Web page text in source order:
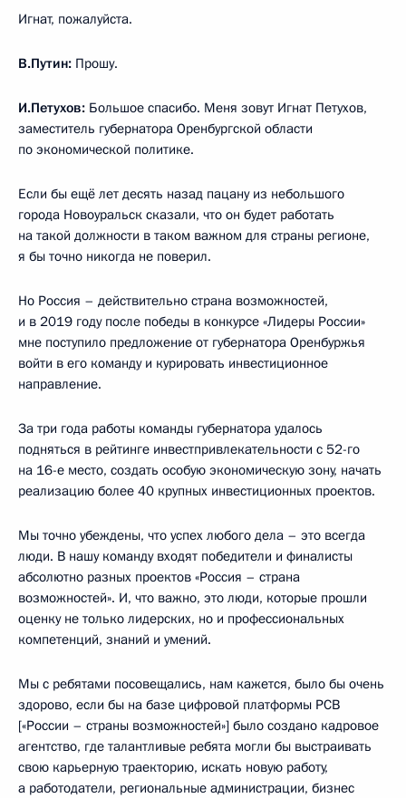
Игнат, пожалуйста.
В.Путин: Прошу.
И.Петухов: Большое спасибо. Меня зовут Игнат Петухов,
заместитель губернатора Оренбургской области
по экономической политике.
Если бы ещё лет десять назад пацану из небольшого
города Новоуральск сказали, что он будет работать
на такой должности в таком важном для страны регионе,
я бы точно никогда не поверил.
Но Россия – действительно страна возможностей,
и в 2019 году после победы в конкурсе «Лидеры России»
мне поступило предложение от губернатора Оренбуржья
войти в его команду и курировать инвестиционное
направление.
За три года работы команды губернатора удалось
подняться в рейтинге инвестпривлекательности с 52-го
на 16-е место, создать особую экономическую зону, начать
реализацию более 40 крупных инвестиционных проектов.
Мы точно убеждены, что успех любого дела – это всегда
люди. В нашу команду входят победители и финалисты
абсолютно разных проектов «Россия – страна
возможностей». И, что важно, это люди, которые прошли
оценку не только лидерских, но и профессиональных
компетенций, знаний и умений.
Мы с ребятами посовещались, нам кажется, было бы очень
здорово, если бы на базе цифровой платформы РСВ
[«России – страны возможностей»] было создано кадровое
агентство, где талантливые ребята могли бы выстраивать
свою карьерную траекторию, искать новую работу,
а работодатели, региональные администрации, бизнес